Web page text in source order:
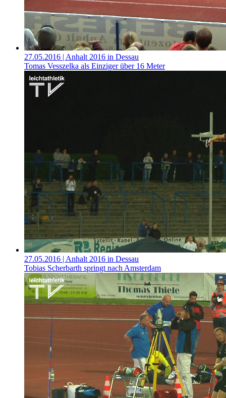
27.05.2016 | Anhalt 2016 in Dessau
Tomas Vesszelka als Einziger über 16 Meter
27.05.2016 | Anhalt 2016 in Dessau
Tobias Scherbarth springt nach Amsterdam